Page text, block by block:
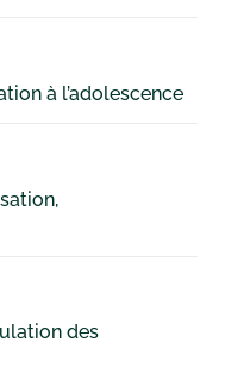
à l’adolescence
des